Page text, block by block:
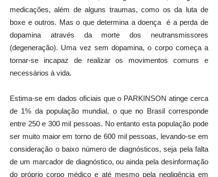
medicações, além de alguns traumas, como os da luta de
boxe e outros. Mas o que determina a doença é a perda de
dopamina através da morte dos neutransmissores
(degeneração). Uma vez sem dopamina, o corpo começa a
tornar-se incapaz de realizar os movimentos comuns e
necessários à vida.
de 1% da população mundial­­­, o que no Brasil corresponde
entre 250 e 300 mil pessoas. No entanto esta população pode
ser muito maior em torno de 600 mil pessoas, levando-se em
consideração o baixo número de diagnósticos, seja pela falta
de um marcador de diagnóstico, ou ainda pela desinformação
do próprio corpo médico e até mesmo pela negligência em